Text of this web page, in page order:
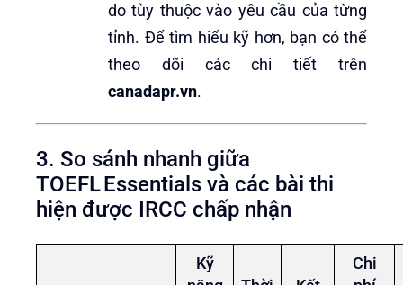
do tùy thuộc vào yêu cầu của từng
tỉnh. Để tìm hiểu kỹ hơn, bạn có thể
theo dõi các chi tiết trên
canadapr.vn.
3. So sánh nhanh giữa
TOEFL Essentials và các bài thi
hiện được IRCC chấp nhận
Kỹ
Chi